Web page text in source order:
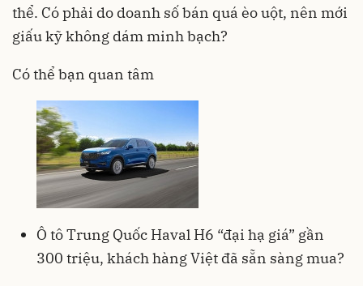
thể. Có phải do doanh số bán quá èo uột, nên mới
giấu kỹ không dám minh bạch?
Có thể bạn quan tâm
Ô tô Trung Quốc Haval H6 “đại hạ giá” gần
300 triệu, khách hàng Việt đã sẵn sàng mua?